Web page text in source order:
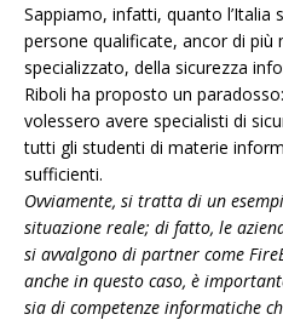
Sappiamo, infatti, quanto l’Italia
persone qualificate, ancor di più
specializzato, della sicurezza
Riboli ha proposto un
volessero avere specialisti di
tutti gli studenti di materie
sufficienti.
Ovviamente, si tratta di un
situazione reale; di fatto, le
si avvalgono di partner come
anche in questo caso, è
sia di competenze informatiche